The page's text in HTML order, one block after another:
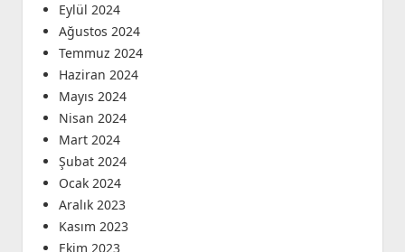
Eylül 2024
Ağustos 2024
Temmuz 2024
Haziran 2024
Mayıs 2024
Nisan 2024
Mart 2024
Şubat 2024
Ocak 2024
Aralık 2023
Kasım 2023
Ekim 2023